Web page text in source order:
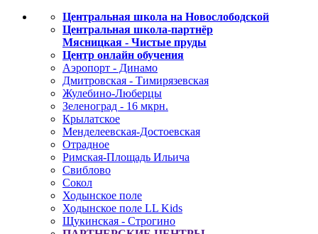
Центральная школа на Новослободской
Центральная школа-партнёр
Мясницкая - Чистые пруды
Центр онлайн обучения
Аэропорт - Динамо
Дмитровская - Тимирязевская
Жулебино-Люберцы
Зеленоград - 16 мкрн.
Крылатское
Менделеевская-Достоевская
Отрадное
Римская-Площадь Ильича
Свиблово
Сокол
Ходынское поле
Ходынское поле LL Kids
Щукинская - Строгино